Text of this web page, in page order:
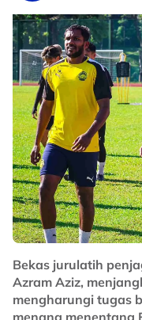
Bekas jurulatih
Azram Aziz,
mengharungi tugas
menang menentang